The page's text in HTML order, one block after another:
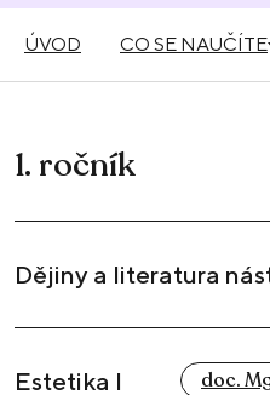
ÚVOD CO SE NAUČÍTE
1. ročník
Dějiny a literatura
Estetika I doc.